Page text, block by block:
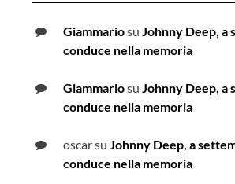
Giammariosu Johnny Deep, a
conduce nella memoria
Giammariosu Johnny Deep, a
conduce nella memoria
oscarsu Johnny Deep, a
conduce nella memoria